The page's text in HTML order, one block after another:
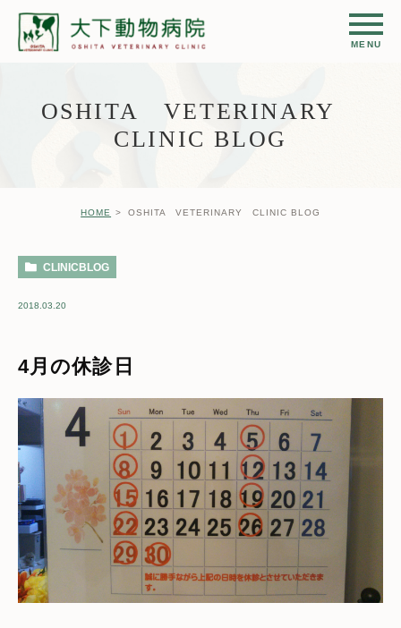
OSHITA VETERINARY
CLINIC BLOG
HOME OSHITA VETERINARY CLINIC BLOG
CLINICBLOG
2018.03.20
4月の休診日